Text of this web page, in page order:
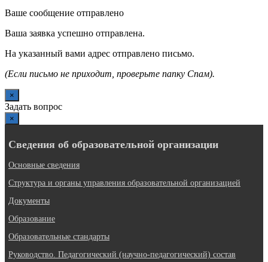
Ваше сообщение отправлено
Ваша заявка успешно отправлена.
На указанный вами адрес отправлено письмо.
(Если письмо не приходит, проверьте папку Спам).
×
Задать вопрос
×
Сведения об образовательной организации
Основные сведения
Структура и органы управления образовательной организацией
Документы
Образование
Образовательные стандарты
Руководство. Педагогический (научно-педагогический) состав